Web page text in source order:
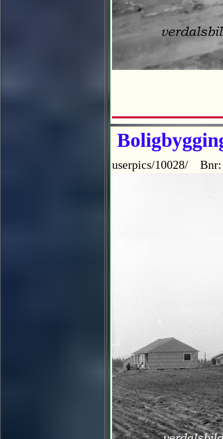
userpics/10028/ Bnr: